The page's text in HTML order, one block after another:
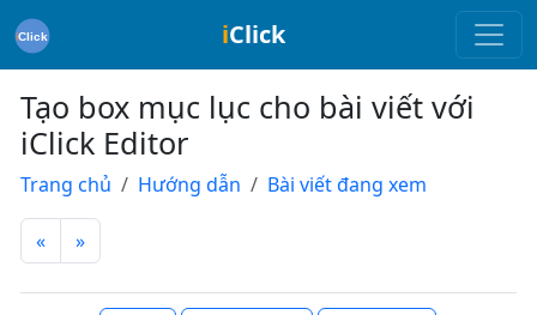
iClick
Tạo box mục lục cho bài viết với
iClick Editor
Trang chủ Hướng dẫn Bài viết đang xem
« »